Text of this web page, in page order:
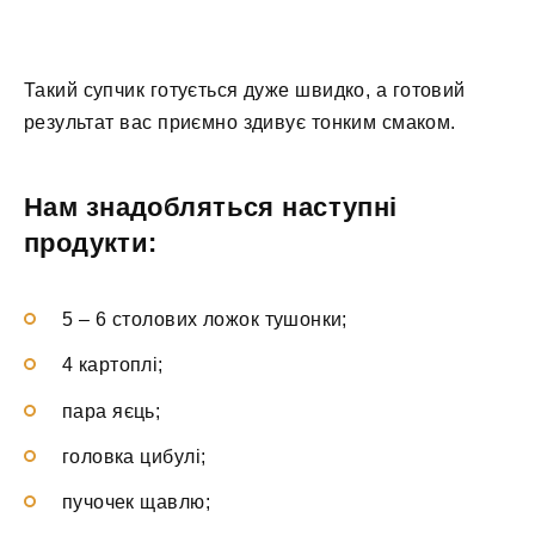
Такий супчик готується дуже швидко, а готовий
результат вас приємно здивує тонким смаком.
Нам знадобляться наступні
продукти:
5 – 6 столових ложок тушонки;
4 картоплі;
пара яєць;
головка цибулі;
пучочек щавлю;